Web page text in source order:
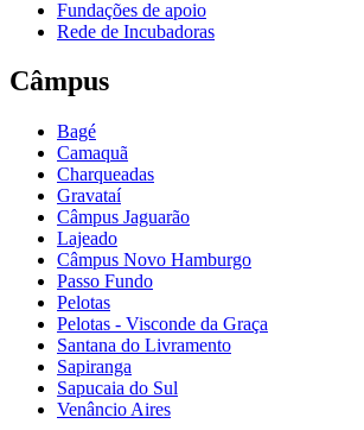
Fundações de apoio
Rede de Incubadoras
Câmpus
Bagé
Camaquã
Charqueadas
Gravataí
Câmpus Jaguarão
Lajeado
Câmpus Novo Hamburgo
Passo Fundo
Pelotas
Pelotas - Visconde da Graça
Santana do Livramento
Sapiranga
Sapucaia do Sul
Venâncio Aires